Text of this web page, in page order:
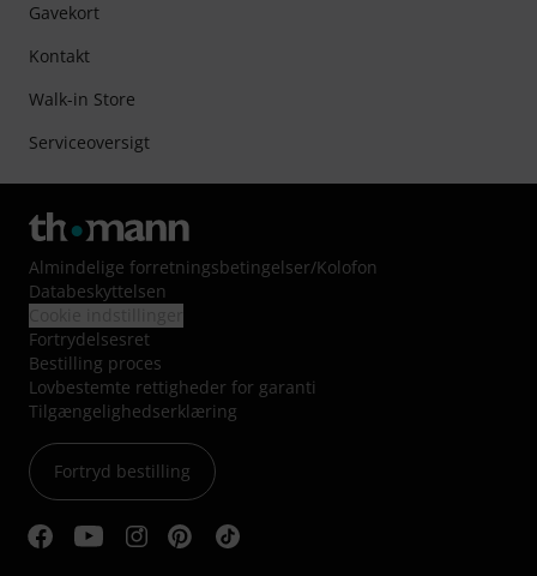
Gavekort
Kontakt
Walk-in Store
Serviceoversigt
Almindelige forretningsbetingelser/Kolofon
Databeskyttelsen
Fortrydelsesret
Bestilling proces
Lovbestemte rettigheder for garanti
Tilgængelighedserklæring
Fortryd bestilling